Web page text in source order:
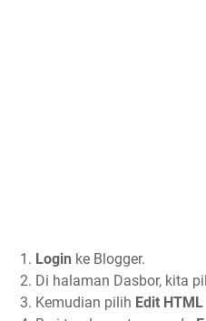
1. Login ke Blogger.
2. Di halaman Dasbor, kita
3. Kemudian pilih Edit HTML